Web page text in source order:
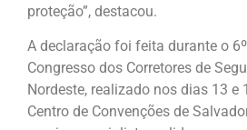
proteção”, destacou.
A declaração foi feita durante o
Congresso dos Corretores de
Nordeste, realizado nos dias 13 e
Centro de Convenções de